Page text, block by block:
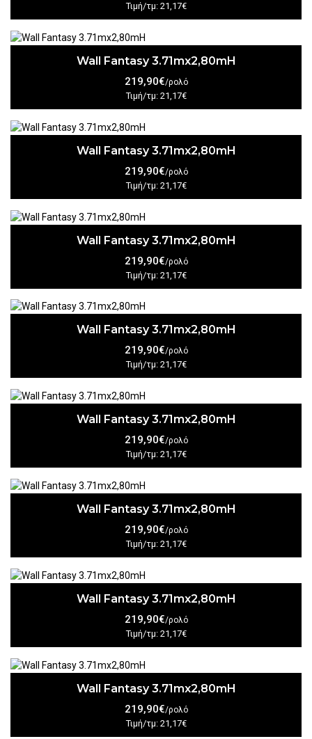
Τιμή/τμ: 21,17€
Wall Fantasy 3.71mx2,80mH
219,90€/ρολό
Τιμή/τμ: 21,17€
Wall Fantasy 3.71mx2,80mH
219,90€/ρολό
Τιμή/τμ: 21,17€
Wall Fantasy 3.71mx2,80mH
219,90€/ρολό
Τιμή/τμ: 21,17€
Wall Fantasy 3.71mx2,80mH
219,90€/ρολό
Τιμή/τμ: 21,17€
Wall Fantasy 3.71mx2,80mH
219,90€/ρολό
Τιμή/τμ: 21,17€
Wall Fantasy 3.71mx2,80mH
219,90€/ρολό
Τιμή/τμ: 21,17€
Wall Fantasy 3.71mx2,80mH
219,90€/ρολό
Τιμή/τμ: 21,17€
Wall Fantasy 3.71mx2,80mH
219,90€/ρολό
Τιμή/τμ: 21,17€